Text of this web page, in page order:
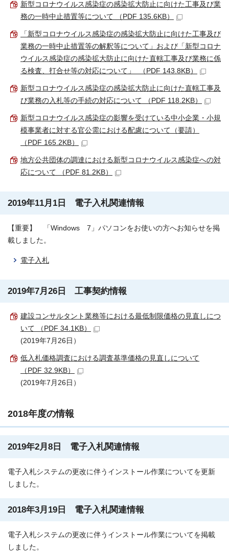
新型コロナウイルス感染症の感染拡大防止に向けた工事及び業
務の一時中止措置等について （PDF 135.6KB）
「新型コロナウイルス感染症の感染拡大防止に向けた工事及び
業務の一時中止措置等の解釈等について」および「新型コロナ
ウイルス感染症の感染拡大防止に向けた直轄工事及び業務に係
る検査、打合せ等の対応について」 （PDF 143.8KB）
新型コロナウイルス感染症の感染拡大防止に向けた直轄工事及
び業務の入札等の手続の対応について （PDF 118.2KB）
新型コロナウイルス感染症の影響を受けている中小企業・小規
模事業者に対する官公需における配慮について（要請）
（PDF 165.2KB）
地方公共団体の調達における新型コロナウイルス感染症への対
応について （PDF 81.2KB）
2019年11月1日 電子入札関連情報
【重要】 「Windows 7」パソコンをお使いの方へお知らせを掲
載しました。
電子入札
2019年7月26日 工事契約情報
建設コンサルタント業務等における最低制限価格の見直しにつ
いて （PDF 34.1KB）
(2019年7月26日）
低入札価格調査における調査基準価格の見直しについて
（PDF 32.9KB）
(2019年7月26日）
2018年度の情報
2019年2月8日 電子入札関連情報
電子入札システムの更改に伴うインストール作業についてを更新
しました。
2018年3月19日 電子入札関連情報
電子入札システムの更改に伴うインストール作業についてを掲載
しました。